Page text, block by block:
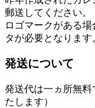
郵送してください。
ロゴマークがある
タが必要となります
発送について
発送代は一ヵ所無
たします）